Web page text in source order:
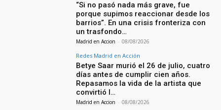
“Si no pasó nada más grave, fue
porque supimos reaccionar desde los
barrios”. En una crisis fronteriza con
un trasfondo…
Madrid en Accion - 08/08/2026
Redes Madrid en Acción
Betye Saar murió el 26 de julio, cuatro
días antes de cumplir cien años.
Repasamos la vida de la artista que
convirtió l…
Madrid en Accion - 08/08/2026